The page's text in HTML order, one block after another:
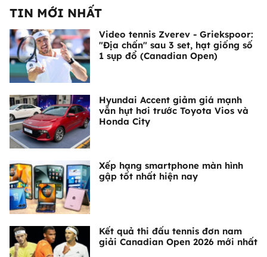
TIN MỚI NHẤT
Video tennis Zverev - Griekspoor:
"Địa chấn" sau 3 set, hạt giống số
1 sụp đổ (Canadian Open)
Hyundai Accent giảm giá mạnh
vẫn hụt hơi trước Toyota Vios và
Honda City
Xếp hạng smartphone màn hình
gập tốt nhất hiện nay
Kết quả thi đấu tennis đơn nam
giải Canadian Open 2026 mới nhất